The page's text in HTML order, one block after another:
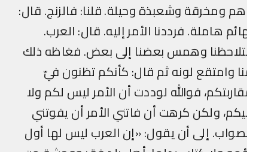
ومخرقة وشعبذة وحيلة. قلنا: فالزنج. قال:
هاملة. فرددنا الأمر إليه. قال: العرب.
وهمس بعضنا إلى بعض. فغاظه ذلك
وامتقع لونه ثم قال: كأنكم تظنون فيّ
فوالله لوددت أن الأمر ليس لكم ولا
ولكن كرهت أن فاتني الأمر أن يفوتني
إلى أن يقول: «إن العرب ليس لها أول